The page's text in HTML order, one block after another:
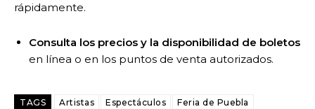
rápidamente.
Consulta los precios y la disponibilidad de boletos
en línea o en los puntos de venta autorizados.
TAGS Artistas Espectáculos
Feria de Puebla